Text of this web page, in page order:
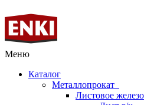
Меню
Каталог
Металлопрокат
Листовое железо